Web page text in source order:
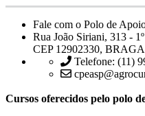
Fale com o Polo de
Rua João Siriani, 313 -
CEP 12902330,
Telefone: (11)
Cursos oferecidos pelo polo